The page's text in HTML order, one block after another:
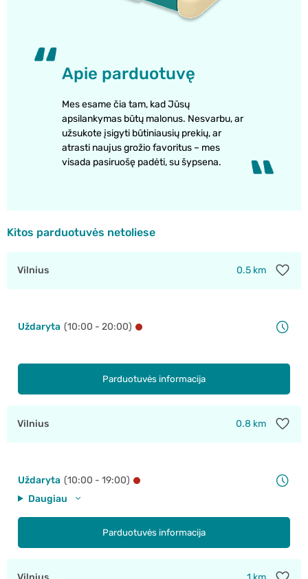
Apie parduotuvę
Mes esame čia tam, kad Jūsų
apsilankymas būtų malonus. Nesvarbu, ar
užsukote įsigyti būtiniausių prekių, ar
atrasti naujus grožio favoritus – mes
visada pasiruošę padėti, su šypsena.
Kitos parduotuvės netoliese
Vilnius 0.5 km
Uždaryta (10:00 - 20:00)
Parduotuvės informacija
Vilnius 0.8 km
Uždaryta (10:00 - 19:00)
Daugiau
Parduotuvės informacija